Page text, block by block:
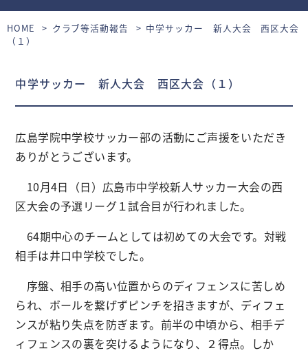
HOME クラブ等活動報告
中学サッカー 新人大会 西区大会
（１）
中学サッカー 新人大会 西区大会（１）
広島学院中学校サッカー部の活動にご声援をいただき
ありがとうございます。
10月4日（日）広島市中学校新人サッカー大会の西
区大会の予選リーグ１試合目が行われました。
64期中心のチームとしては初めての大会です。対戦
相手は井口中学校でした。
序盤、相手の高い位置からのディフェンスに苦しめ
られ、ボールを繋げずピンチを招きますが、ディフェ
ンスが粘り失点を防ぎます。前半の中頃から、相手デ
ィフェンスの裏を突けるようになり、２得点。しか